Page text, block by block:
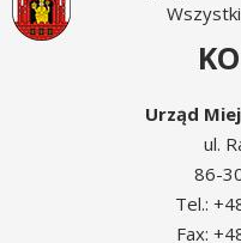
Urząd
ul.
86-
Tel.:
Fax: